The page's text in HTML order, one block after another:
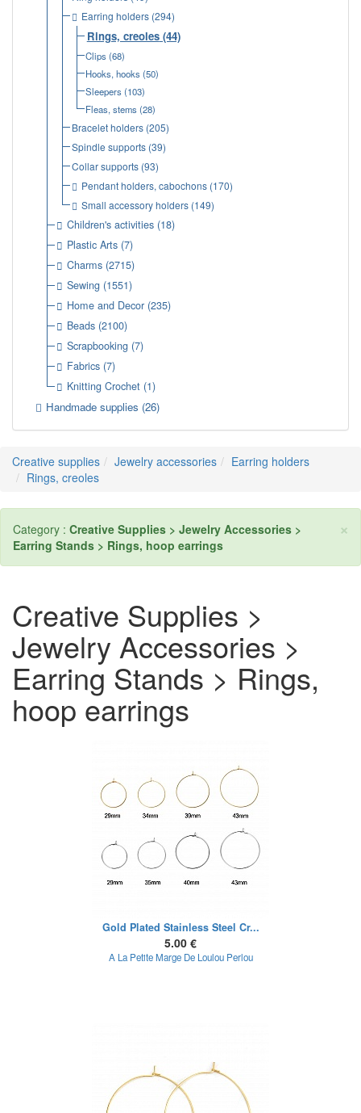
Earring holders(294)
Rings, creoles(44)
Clips(68)
Hooks, hooks(50)
Sleepers(103)
Fleas, stems(28)
Bracelet holders(205)
Spindle supports(39)
Collar supports(93)
Pendant holders, cabochons(170)
Small accessory holders(149)
Children's activities (18)
Plastic Arts (7)
Charms (2715)
Sewing (1551)
Home and Decor (235)
Beads (2100)
Scrapbooking (7)
Fabrics (7)
Knitting Crochet (1)
Handmade supplies (26)
Creative supplies Jewelry accessories
Earring holders
Rings, creoles
×
Category : Creative Supplies > Jewelry Accessories >
Earring Stands > Rings, hoop earrings
Creative Supplies >
Jewelry Accessories >
Earring Stands > Rings,
hoop earrings
Gold Plated Stainless Steel Cr...
5.00 €
A La Petite Marge De Loulou Perlou